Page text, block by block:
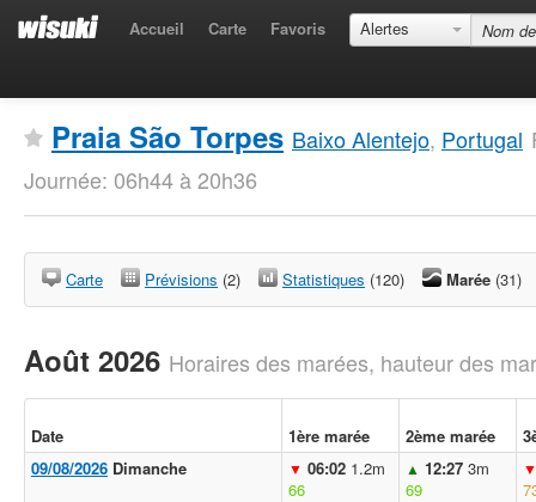
Accueil Carte Favoris Alertes
Praia São Torpes Baixo Alentejo, Portugal
Journée: 06h44 à 20h36
Carte Prévisions (2) Statistiques (120) Marée (31)
Août 2026 Horaires des marées, hauteur des
Date 1ère marée 2ème marée
09/08/2026 Dimanche ▼ 06:02 1.2m
66
▲ 12:27 3m
69
▼